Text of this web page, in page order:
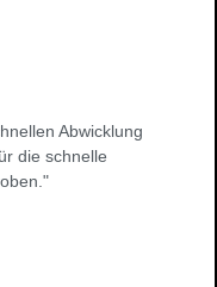
Abwicklung
die schnelle